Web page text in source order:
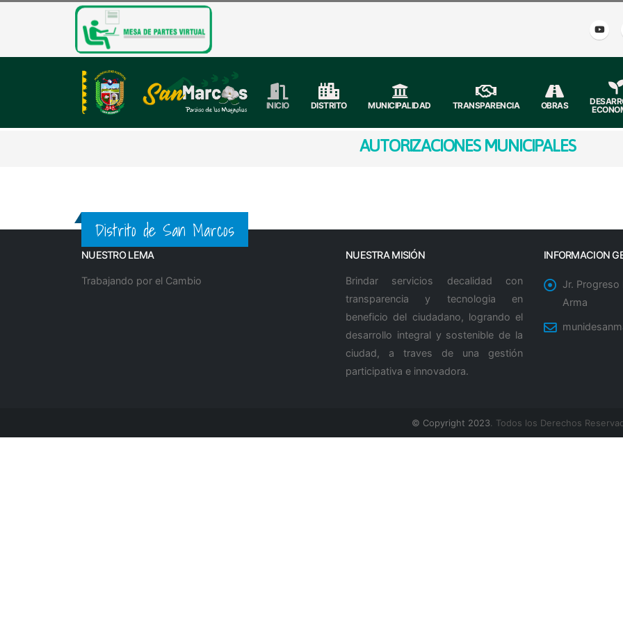
INICIO DISTRITO MUNICIPALIDAD TRANSPARENCIA OBRAS
AUTORIZACIONES MUNICIPALES
Distrito de San Marcos
NUESTRO LEMA
Trabajando por el Cambio
NUESTRA MISIÓN
Brindar servicios decalidad con
transparencia y tecnologia en
beneficio del ciudadano, logrando el
desarrollo integral y sostenible de la
ciudad, a traves de una gestión
participativa e innovadora.
INFORMACION
Jr. Progreso
Arma
© Copyright 2023. Todos los Derechos